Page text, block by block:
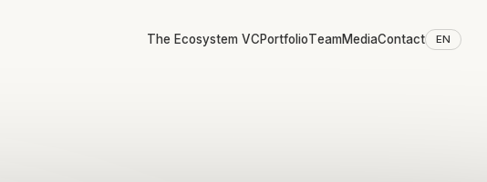
The Ecosystem VCPortfolioTeamMediaContact EN